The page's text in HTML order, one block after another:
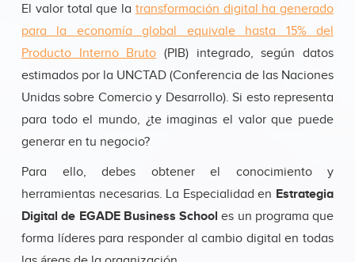
El valor total que la transformación digital ha generado
para la economía global equivale hasta 15% del
Producto Interno Bruto (PIB) integrado, según datos
estimados por la UNCTAD (Conferencia de las Naciones
Unidas sobre Comercio y Desarrollo). Si esto representa
para todo el mundo, ¿te imaginas el valor que puede
generar en tu negocio?
Para ello, debes obtener el conocimiento y
herramientas necesarias. La Especialidad en Estrategia
Digital de EGADE Business School es un programa que
forma líderes para responder al cambio digital en todas